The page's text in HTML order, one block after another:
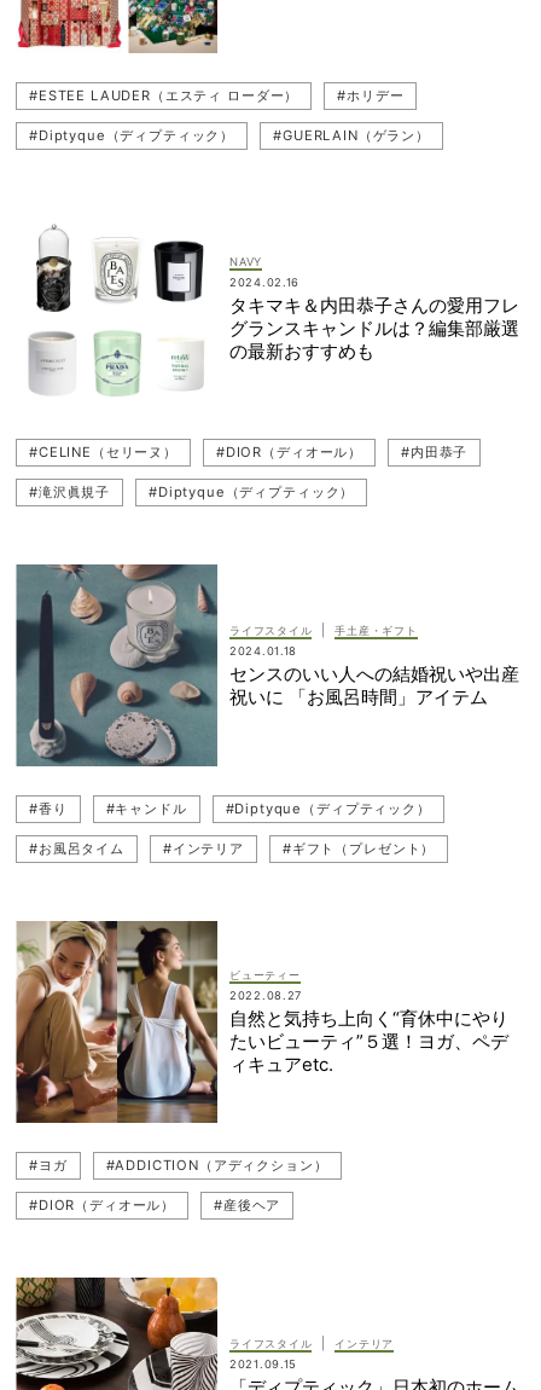
#ESTEE LAUDER（エスティ ローダー） #ホリデー
#Diptyque（ディプティック） #GUERLAIN（ゲラン）
NAVY
2024.02.16
タキマキ＆内田恭子さんの愛用フレ
グランスキャンドルは？編集部厳選
の最新おすすめも
#CELINE（セリーヌ） #DIOR（ディオール） #内田恭子
#滝沢眞規子 #Diptyque（ディプティック）
ライフスタイル
手土産・ギフト
2024.01.18
センスのいい人への結婚祝いや出産
祝いに 「お風呂時間」アイテム
#香り #キャンドル #Diptyque（ディプティック）
#お風呂タイム #インテリア #ギフト（プレゼント）
ビューティー
2022.08.27
自然と気持ち上向く“育休中にやり
たいビューティ”５選！ヨガ、ペデ
ィキュアetc.
#ヨガ #ADDICTION（アディクション）
#DIOR（ディオール） #産後ヘア
#セルフネイル #辻元舞
ライフスタイル
インテリア
2021.09.15